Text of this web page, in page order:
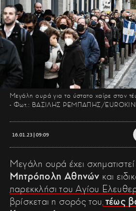
Μεγάλη ουρά για το ύστατο χαίρε στον
- Φωτ.: ΒΑΣΙΛΗΣ ΡΕΜΠΑΠΗΣ/
16.01.23 | 09:09
Μεγάλη ουρά έχει
Μητρόπολη Αθηνών και
παρεκκλήσι του Αγίου
βρίσκεται η σορός του τέως